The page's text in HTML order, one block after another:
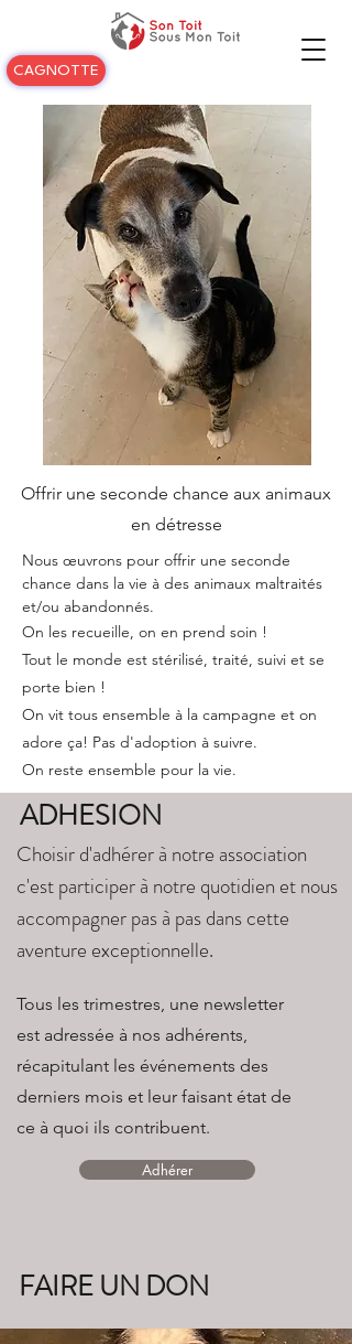
CAGNOTTE
Offrir une seconde chance aux animaux
en détresse
Nous œuvrons pour offrir une seconde
chance dans la vie à des animaux maltraités
et/ou abandonnés.
On les recueille, on en prend soin !
Tout le monde est stérilisé, traité, suivi et se
porte bien !
On vit tous ensemble à la campagne et on
adore ça! Pas d'adoption à suivre.
On reste ensemble pour la vie.
Choisir d'adhérer à notre association
c'est participer à notre quotidien et nous
accompagner pas à pas dans cette
aventure exceptionnelle.
ADHESION
Tous les trimestres, une newsletter
est adressée à nos adhérents,
récapitulant les événements des
derniers mois et leur faisant état de
ce à quoi ils contribuent.
Adhérer
FAIRE UN DON